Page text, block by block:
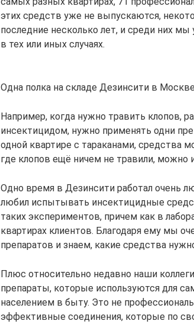
этих средств уже не выпускаются,
последние несколько лет, и среди них
в тех или иных случаях.
Одна полка на складе Дезинсити в Москве
Например, когда нужно травить клопов,
инсектицидом, нужно применять одни
одной квартире с тараканами, средства
где клопов ещё ничем не травили, можно
Одно время в Дезинсити работал очень
любил испытывать инсектицидные
таких экспериментов, причем как в
квартирах клиентов. Благодаря ему мы
препаратов и знаем, какие средства
Плюс относительно недавно наши
препараты, которые используются для
населением в быту. Это не
эффективные соединения, которые по